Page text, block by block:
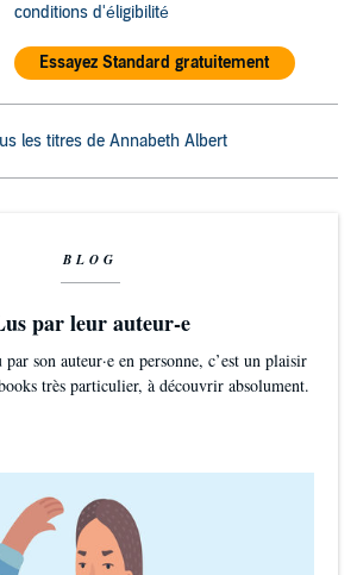
conditions d'éligibilité
Essayez Standard gratuitement
les titres de Annabeth Albert
BLOG
par leur auteur-e
son auteur·e en personne, c’est un plaisir
très particulier, à découvrir absolument.